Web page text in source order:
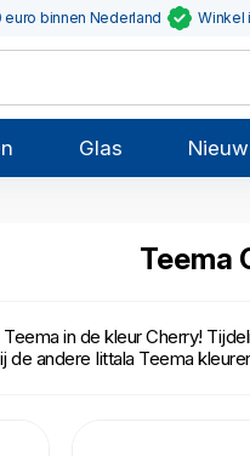
binnen Nederland Winkel
Glas
Teema
in de kleur Cherry!
de andere Iittala Teema